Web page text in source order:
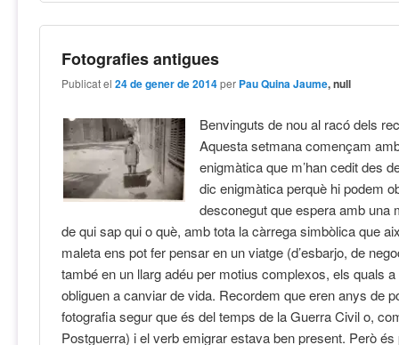
Fotografies antigues
Publicat el24 de gener de 2014 per Pau Quina Jaume, null
Benvinguts de nou al racó dels
Aquesta setmana començam
enigmàtica que m’han cedit des
dic enigmàtica perquè hi podem
desconegut que espera amb una
de qui sap qui o què, amb tota la càrrega simbòlica que
maleta ens pot fer pensar en un viatge (d’esbarjo, de
també en un llarg adéu per motius complexos, els quals
obliguen a canviar de vida. Recordem que eren anys de
fotografia segur que és del temps de la Guerra Civil o,
Postguerra) i el verb emigrar estava ben present. Però